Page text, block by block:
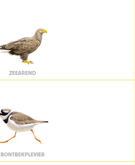
ZEEAREND
BONTBEKPLEVIER